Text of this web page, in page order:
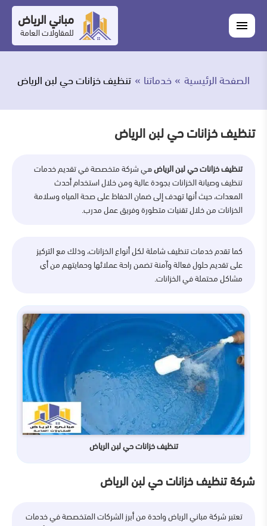
إلى
المحتوى
القائمة
مباني الرياض
للمقاولات العامة
مباني
اغلاق
القائمة
نحن
أعمالنا
المدونة
الصفحة الرئيسية خدماتنا تنظيف خزانات حي لبن الرياض
تنظيف خزانات حي لبن الرياض
تنظيف خزانات حي لبن الرياضهي شركة متخصصة في تقديم خدمات
تنظيف وصيانة الخزانات بجودة عالية ومن خلال استخدام أحدث
المعدات، حيث أنها تهدف إلى ضمان الحفاظ على صحة المياه وسلامة
الخزانات من خلال تقنيات متطورة وفريق عمل مدرب.
كما تقدم خدمات تنظيف شاملة لكل أنواع الخزانات، وذلك مع التركيز
على تقديم حلول فعالة وآمنة تضمن راحة عملائها وحمايتهم من أي
مشاكل محتملة في الخزانات.
تنظيف خزانات حي لبن الرياض
شركة تنظيف خزانات حي لبن الرياض
تعتبر شركة مباني الرياض واحدة من أبرز الشركات المتخصصة في خدمات